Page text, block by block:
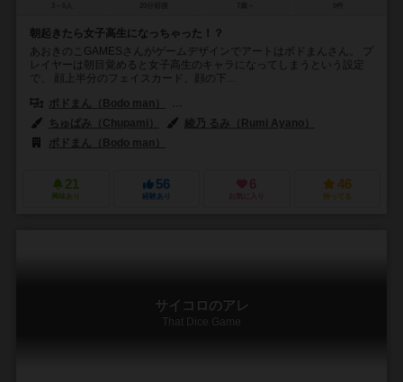
朝起きたら女子高生になっちゃった！？
あおきのこGAMESさんがゲームデザインでアートはボドまんさん。 プ
レイヤーは朝目覚めると女子高生のキャラになってしまうという設定
で、 顔上半分のフェイスカード、顔の下...
ボドまん（Bodo man）
ちゅぱみ（Chupami）
綾乃 るみ（Rumi Ayano）
ボドまん（Bodo man）
21
興味あり
56
経験あり
6
お気に入り
46
持ってる
サイコロのアレ
That Dice Game